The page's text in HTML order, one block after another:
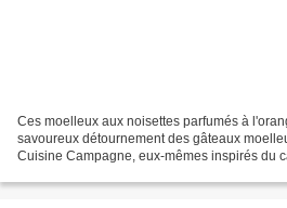
Ces moelleux aux noisettes parfumés à
savoureux détournement des gâteaux
Cuisine Campagne, eux-mêmes inspirés du